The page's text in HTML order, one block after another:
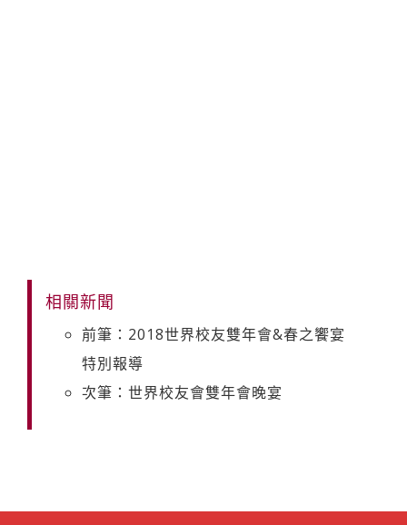
相關新聞
前筆：2018世界校友雙年會&春之饗宴
特別報導
次筆：世界校友會雙年會晚宴